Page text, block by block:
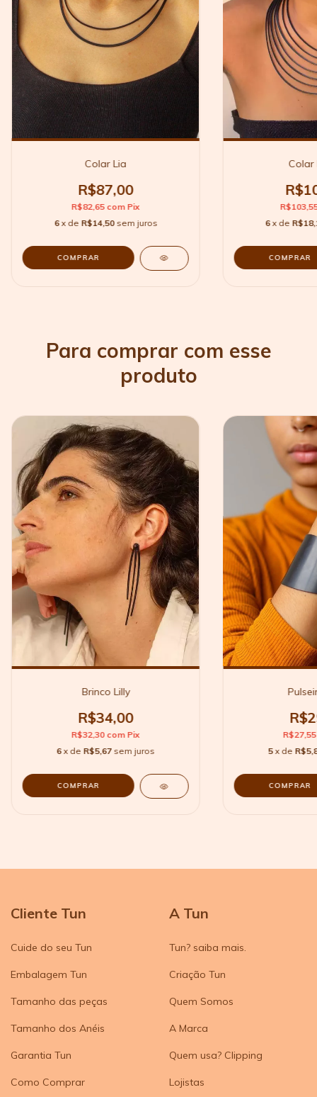
Colar Lia
R$87,00
R$82,65 com Pix
6 x de R$14,50 sem juros
Colar
6 x de
Para comprar com esse
produto
Brinco Lilly
R$34,00
R$32,30 com Pix
6 x de R$5,67 sem juros
5 x de
Cliente Tun
Cuide do seu Tun
Embalagem Tun
Tamanho das peças
Tamanho dos Anéis
Garantia Tun
Como Comprar
A Tun
Tun? saiba mais.
Criação Tun
Quem Somos
A Marca
Quem usa? Clipping
Lojistas